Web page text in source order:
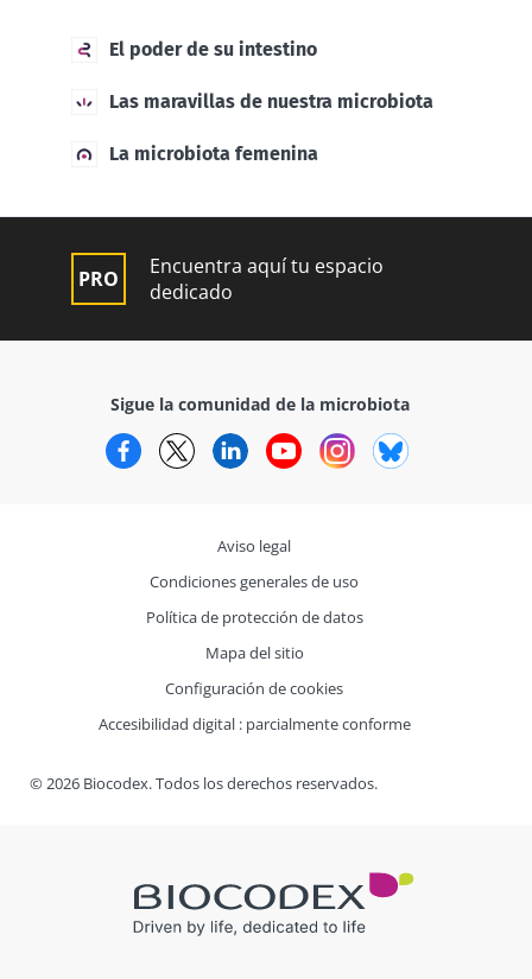
El poder de su intestino
Las maravillas de nuestra microbiota
La microbiota femenina
Encuentra aquí tu espacio
dedicado
Sigue la comunidad de la microbiota
FacebookTwitterLinkedInYouTubeInstagram
© 2026 Biocodex. Todos los derechos reservados.
Aviso legal
Condiciones generales de uso
Política de protección de datos
Mapa del sitio
Configuración de cookies
Accesibilidad digital : parcialmente conforme